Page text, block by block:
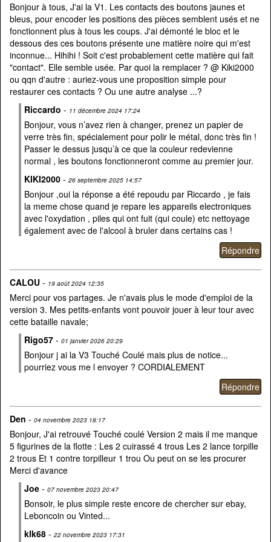
Bonjour à tous, J'ai la V1. Les contacts des boutons jaunes et
bleus, pour encoder les positions des pièces semblent usés et ne
fonctionnent plus à tous les coups. J'ai démonté le bloc et le
dessous des ces boutons présente une matière noire qui m'est
inconnue... Hihihi ! Soit c'est probablement cette matière qui fait
"contact". Elle semble usée. Par quoi la remplacer ? @ Kiki2000
ou qqn d'autre : auriez-vous une proposition simple pour
restaurer ces contacts ? Ou une autre analyse ...?
Riccardo - 11 décembre 2024 17:24
Bonjour, vous n’avez rien à changer, prenez un papier de
verre très fin, spécialement pour polir le métal, donc très fin !
Passer le dessus jusqu’à ce que la couleur redevienne
normal , les boutons fonctionneront comme au premier jour.
KIKI2000 - 26 septembre 2025 14:57
Bonjour ,oui la réponse a été repoudu par Riccardo , je fais
la meme chose quand je repare les appareils electroniques
avec l'oxydation , piles qui ont fuit (qui coule) etc nettoyage
également avec de l'alcool à bruler dans certains cas !
CALOU - 19 août 2024 12:35
Merci pour vos partages. Je n'avais plus le mode d'emploi de la
version 3. Mes petits-enfants vont pouvoir jouer à leur tour avec
cette bataille navale;
Rigo57 - 01 janvier 2026 20:29
Bonjour j ai la V3 Touché Coulé mais plus de notice...
pourriez vous me l envoyer ? CORDIALEMENT
Den - 04 novembre 2023 18:17
Bonjour, J'ai retrouvé Touché coulé Version 2 mais il me manque
5 figurines de la flotte : Les 2 cuirassé 4 trous Les 2 lance torpille
2 trous Et 1 contre torpilleur 1 trou Ou peut on se les procurer
Merci d'avance
Joe - 07 novembre 2023 20:47
Bonsoir, le plus simple reste encore de chercher sur ebay,
Leboncoin ou Vinted...
klk68 - 22 novembre 2023 17:31